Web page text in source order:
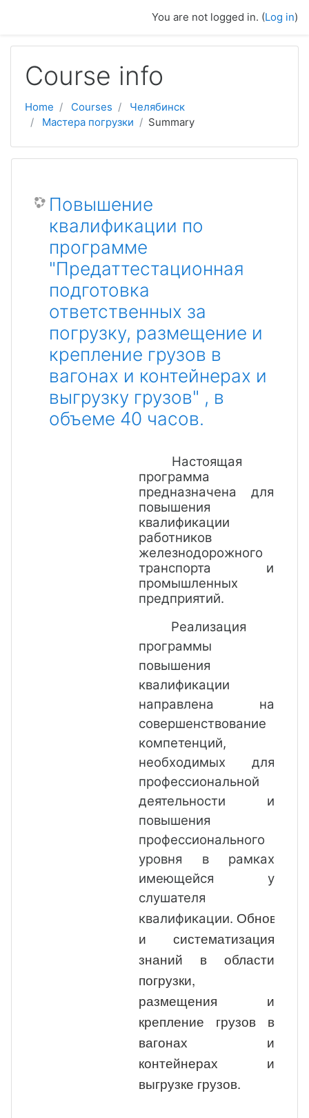
You are not logged in. (Log in)
Course info
Home Courses
Челябинск
Мастера погрузки
Summary
Повышение
квалификации по
программе
"Предаттестационная
подготовка
ответственных за
погрузку, размещение и
крепление грузов в
вагонах и контейнерах и
выгрузку грузов" , в
объеме 40 часов.
Настоящая
программа
предназначена для
повышения
квалификации
работников
железнодорожного
транспорта и
промышленных
предприятий.
Реализация
программы
повышения
квалификации
направлена на
совершенствование
компетенций,
необходимых для
профессиональной
деятельности и
повышения
профессионального
уровня в рамках
имеющейся у
слушателя
квалификации.
и систематизация
знаний в области
погрузки,
размещения и
крепление грузов в
вагонах и
контейнерах и
выгрузке грузов.